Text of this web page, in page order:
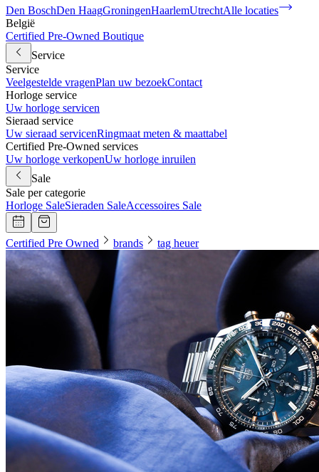
Den BoschDen HaagGroningenHaarlemUtrechtAlle locaties
België
Certified Pre-Owned Boutique
Service
Service
Veelgestelde vragenPlan uw bezoekContact
Horloge service
Uw horloge servicen
Sieraad service
Uw sieraad servicenRingmaat meten & maattabel
Certified Pre-Owned services
Uw horloge verkopenUw horloge inruilen
Sale
Sale per categorie
Horloge SaleSieraden SaleAccessoires Sale
Certified Pre Owned brands tag heuer